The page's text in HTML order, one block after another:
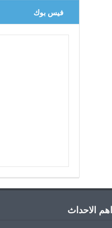
فيس بوك
اهم الاحداث